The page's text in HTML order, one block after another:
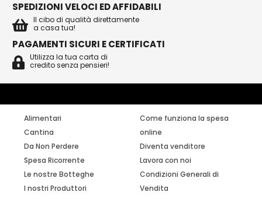
SPEDIZIONI VELOCI ED AFFIDABILI
Il cibo di qualità direttamente
a casa tua!
PAGAMENTI SICURI E CERTIFICATI
Utilizza la tua carta di
credito senza pensieri!
Alimentari
Cantina
Da Non Perdere
Spesa Ricorrente
Le nostre Botteghe
I nostri Produttori
Come funziona la spesa
online
Diventa venditore
Lavora con noi
Condizioni Generali di
Vendita